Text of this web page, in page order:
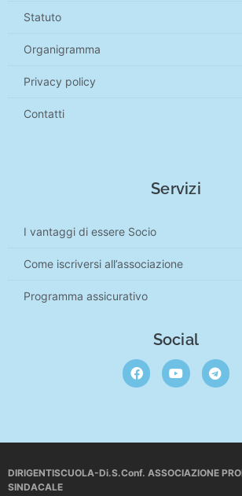
Statuto
Organigramma
Privacy policy
Contatti
Servizi
I vantaggi di essere Socio
Come iscriversi all’associazione
Programma assicurativo
Social
DIRIGENTISCUOLA-Di.S.Conf. ASSOCIAZIONE
SINDACALE